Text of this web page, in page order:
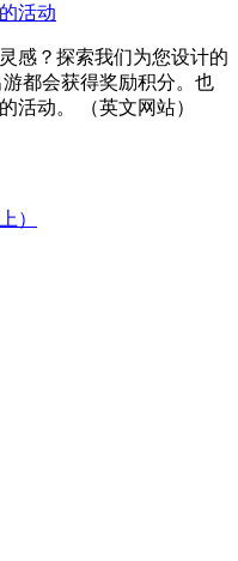
活动
感？探索我们为您设计的
都会获得奖励积分。也
活动。 （英文网站）
）